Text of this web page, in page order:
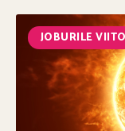
JOBURILE